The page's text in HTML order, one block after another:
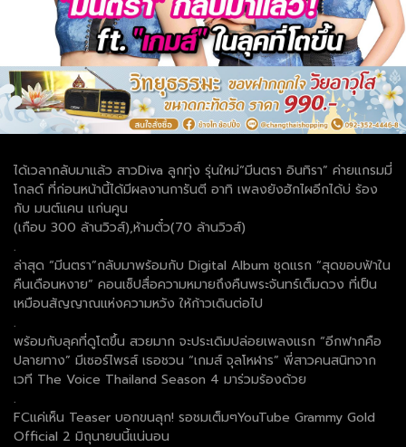
ได้เวลากลับมาแล้ว สาวDiva ลูกทุ่ง รุ่นใหม่“มีนตรา อินทิรา” ค่ายแกรมมี่
โกลด์ ที่ก่อนหน้านี้ได้มีผลงานการันตี อาทิ เพลงยังฮักไผอีกได้บ่ ร้อง
กับ มนต์แคน แก่นคูน
(เกือบ 300 ล้านวิวส์),ห้ามตั๋ว(70 ล้านวิวส์)
.
ล่าสุด “มีนตรา”กลับมาพร้อมกับ Digital Album ชุดแรก “สุดขอบฟ้าใน
คืนเดือนหงาย” คอนเซ็ปสื่อความหมายถึงคืนพระจันทร์เต็มดวง ที่เป็น
เหมือนสัญญาณแห่งความหวัง ให้ก้าวเดินต่อไป
.
พร้อมกับลุคที่ดูโตขึ้น สวยมาก จะประเดิมปล่อยเพลงแรก “อีกฟากคือ
ปลายทาง” มีเซอร์ไพรส์ เธอชวน “เกมส์ จุลโหฬาร” พี่สาวคนสนิทจาก
เวที The Voice Thailand Season 4 มาร่วมร้องด้วย
.
FCแค่เห็น Teaser บอกขนลุก! รอชมเต็มๆYouTube Grammy Gold
Official 2 มิถุนายนนี้แน่นอน